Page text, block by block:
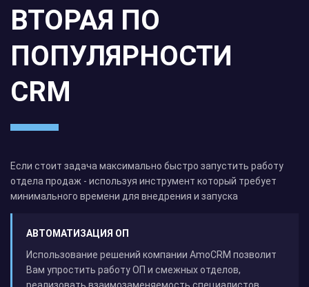
ВТОРАЯ ПО
ПОПУЛЯРНОСТИ
CRM
Если стоит задача максимально быстро запустить работу
отдела продаж - используя инструмент который требует
минимального времени для внедрения и запуска
АВТОМАТИЗАЦИЯ ОП
Использование решений компании AmoCRM позволит
Вам упростить работу ОП и смежных отделов,